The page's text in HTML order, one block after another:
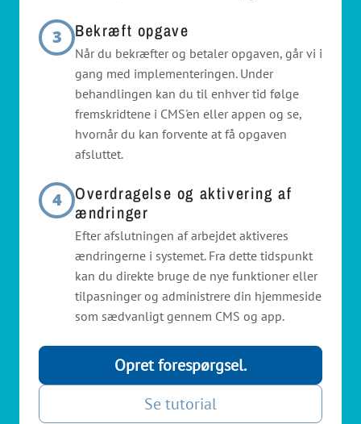
3 Bekræft opgave
Når du bekræfter og betaler opgaven, går vi i
gang med implementeringen. Under
behandlingen kan du til enhver tid følge
fremskridtene i CMS'en eller appen og se,
hvornår du kan forvente at få opgaven
afsluttet.
4
Overdragelse og aktivering af
ændringer
Efter afslutningen af arbejdet aktiveres
ændringerne i systemet. Fra dette tidspunkt
kan du direkte bruge de nye funktioner eller
tilpasninger og administrere din hjemmeside
som sædvanligt gennem CMS og app.
Opret forespørgsel.
Se tutorial